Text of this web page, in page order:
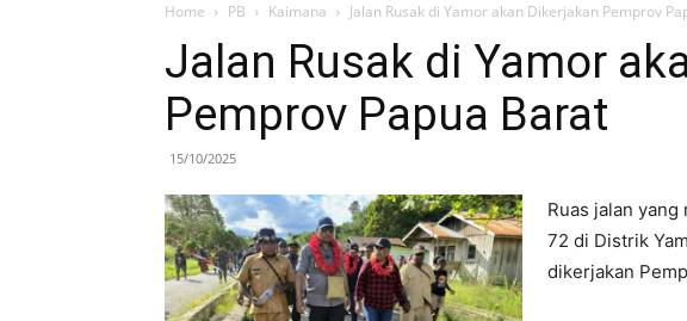
Home PB Kaimana Jalan Rusak di Yamor akan Dikerjakan Pemprov
Jalan Rusak di Yamor
Pemprov Papua Barat
15/10/2025
Ruas jalan
72 di Distrik
dikerjakan